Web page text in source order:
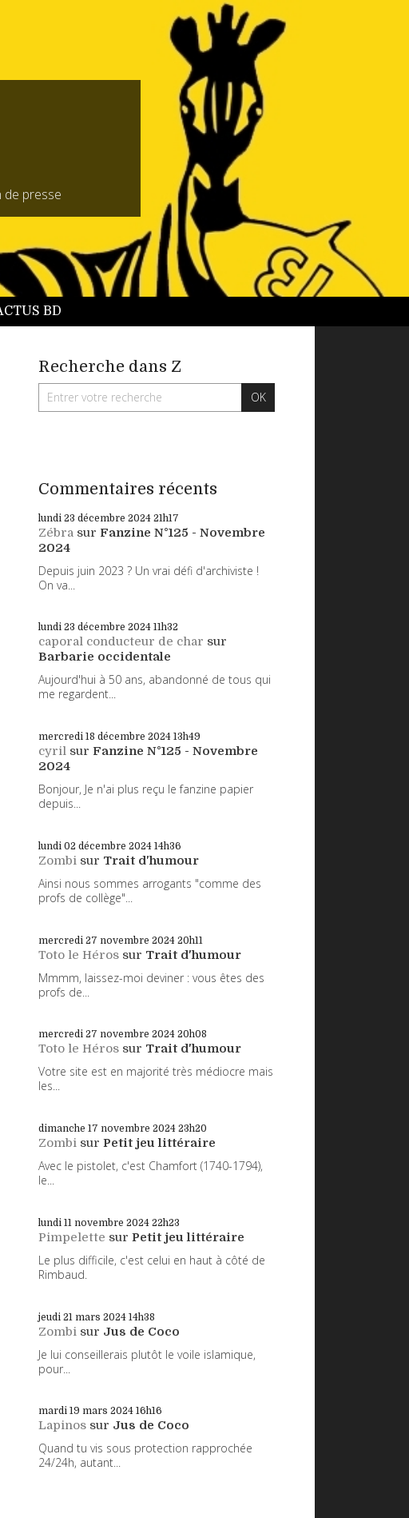
de presse
BD
Recherche dans Z
Commentaires récents
lundi 23 décembre 2024 21h17
Zébra sur Fanzine N°125 - Novembre
2024
Depuis juin 2023 ? Un vrai défi d'archiviste !
On va...
lundi 23 décembre 2024 11h32
caporal conducteur de char sur
Barbarie occidentale
Aujourd'hui à 50 ans, abandonné de tous qui
me regardent...
mercredi 18 décembre 2024 13h49
cyril sur Fanzine N°125 - Novembre
2024
Bonjour, Je n'ai plus reçu le fanzine papier
depuis...
lundi 02 décembre 2024 14h36
Zombi sur Trait d'humour
Ainsi nous sommes arrogants "comme des
profs de collège"...
mercredi 27 novembre 2024 20h11
Toto le Héros sur Trait d'humour
Mmmm, laissez-moi deviner : vous êtes des
profs de...
mercredi 27 novembre 2024 20h08
Toto le Héros sur Trait d'humour
Votre site est en majorité très médiocre mais
les...
dimanche 17 novembre 2024 23h20
Zombi sur Petit jeu littéraire
Avec le pistolet, c'est Chamfort (1740-1794),
le...
lundi 11 novembre 2024 22h23
Pimpelette sur Petit jeu littéraire
Le plus difficile, c'est celui en haut à côté de
Rimbaud.
jeudi 21 mars 2024 14h38
Zombi sur Jus de Coco
Je lui conseillerais plutôt le voile islamique,
pour...
mardi 19 mars 2024 16h16
Lapinos sur Jus de Coco
Quand tu vis sous protection rapprochée
24/24h, autant...